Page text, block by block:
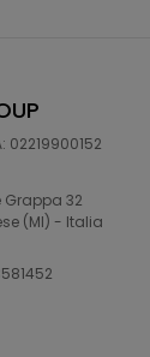
02219900152
Grappa 32
(MI) - Italia